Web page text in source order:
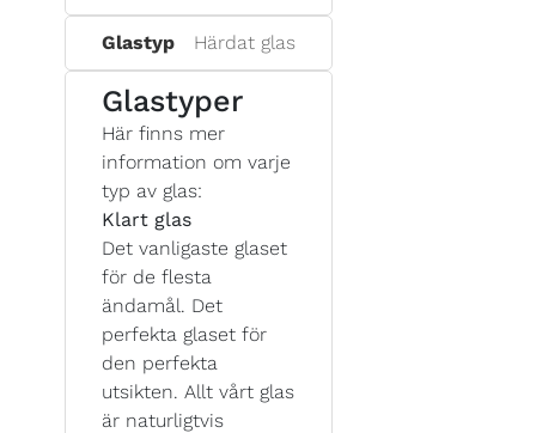
Glastyp Härdat glas
Glastyper
Här finns mer
information om varje
typ av glas:
Klart glas
Det vanligaste glaset
för de flesta
ändamål. Det
perfekta glaset för
den perfekta
utsikten. Allt vårt glas
är naturligtvis